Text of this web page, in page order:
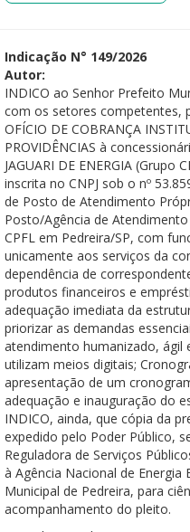
Indicação N° 149/2026
Autor:
INDICO ao Senhor Prefeito
com os setores competentes,
OFÍCIO DE COBRANÇA
PROVIDÊNCIAS à
JAGUARI DE ENERGIA (Grupo
inscrita no CNPJ sob o nº
de Posto de Atendimento
Posto/Agência de
CPFL em Pedreira/SP, com
unicamente aos serviços da
dependência de
produtos financeiros e
adequação imediata da
priorizar as demandas
atendimento humanizado, ágil
utilizam meios digitais;
apresentação de um
adequação e inauguração do
INDICO, ainda, que cópia da
expedido pelo Poder Público,
Reguladora de Serviços
à Agência Nacional de Energia
Municipal de Pedreira, para
acompanhamento do pleito.